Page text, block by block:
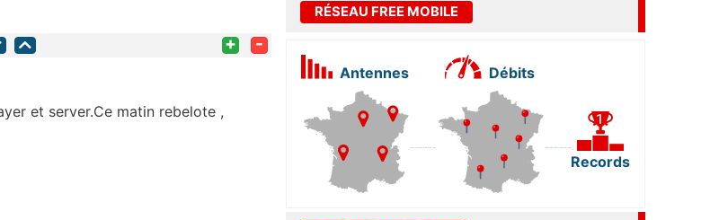
+ -
et server.Ce matin rebelote ,
RÉSEAU FREE MOBILE
Antennes Débits
Records